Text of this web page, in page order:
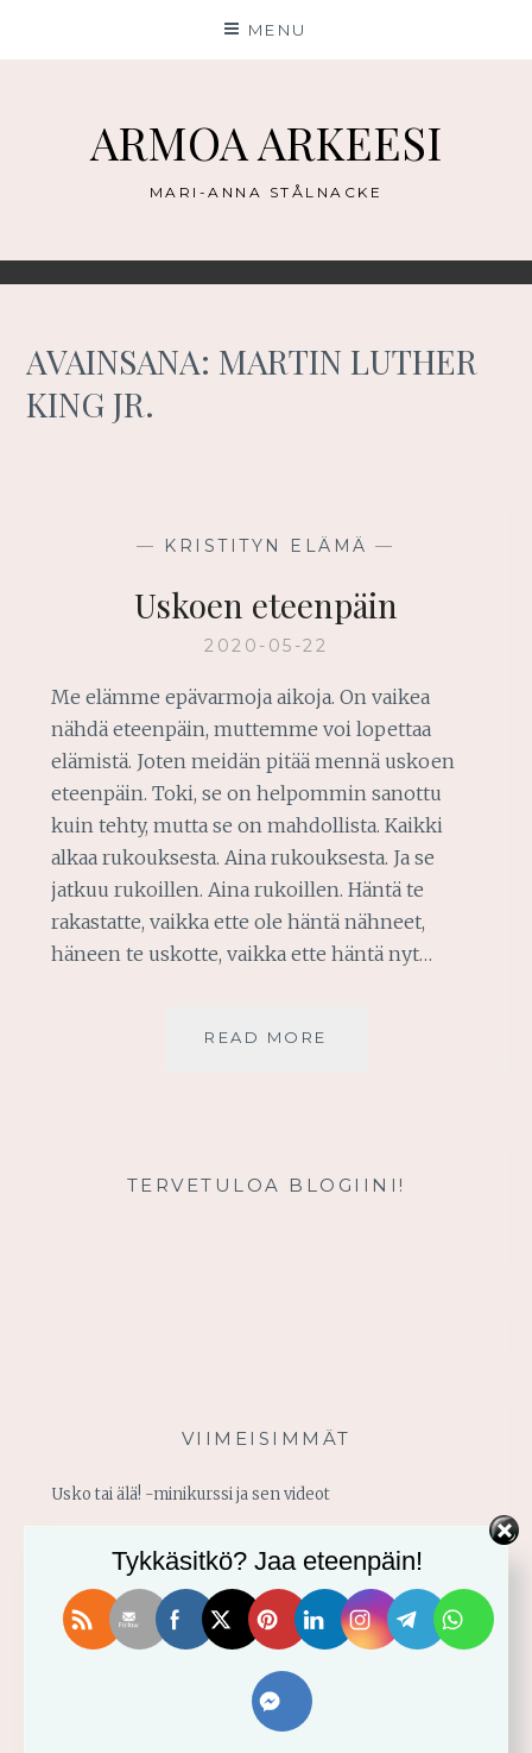
MENU
ARMOA ARKEESI
MARI-ANNA STÅLNACKE
AVAINSANA: MARTIN LUTHER
KING JR.
— KRISTITYN ELÄMÄ —
Uskoen eteenpäin
2020-05-22
Me elämme epävarmoja aikoja. On vaikea
nähdä eteenpäin, muttemme voi lopettaa
elämistä. Joten meidän pitää mennä uskoen
eteenpäin. Toki, se on helpommin sanottu
kuin tehty, mutta se on mahdollista. Kaikki
alkaa rukouksesta. Aina rukouksesta. Ja se
jatkuu rukoillen. Aina rukoillen. Häntä te
rakastatte, vaikka ette ole häntä nähneet,
häneen te uskotte, vaikka ette häntä nyt…
READ MORE
TERVETULOA BLOGIINI!
VIIMEISIMMÄT
Usko tai älä! -minikurssi ja sen videot
Vahvistu armosta!
Älä yritä omin voimin
Käytä saamaasi voimaa!
Tykkäsitkö? Jaa eteenpäin!